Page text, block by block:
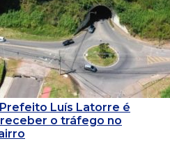
Luís Latorre é
o tráfego no